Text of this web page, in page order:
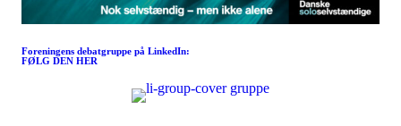
Foreningens debatgruppe på LinkedIn:
FØLG DEN HER